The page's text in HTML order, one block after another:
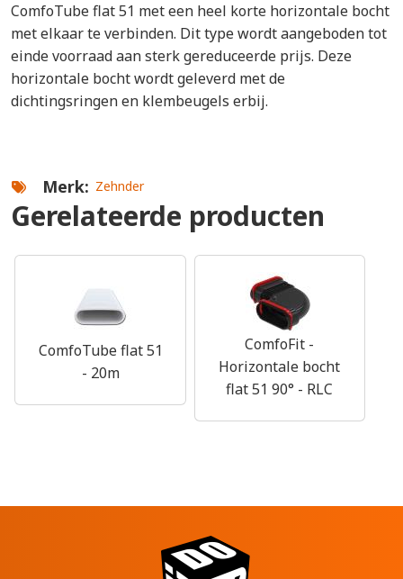
ComfoTube flat 51 met een heel korte horizontale bocht
met elkaar te verbinden. Dit type wordt aangeboden tot
einde voorraad aan sterk gereduceerde prijs. Deze
horizontale bocht wordt geleverd met de
dichtingsringen en klembeugels erbij.
Merk Zehnder
Gerelateerde producten
ComfoTube flat 51
- 20m
ComfoFit -
Horizontale bocht
flat 51 90° - RLC